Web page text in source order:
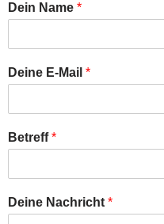
Dein Name *
Deine E-Mail *
Betreff*
Deine Nachricht *